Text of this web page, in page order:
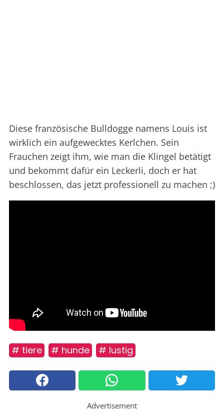
Diese französische Bulldogge namens Louis ist
wirklich ein aufgewecktes Kerlchen. Sein
Frauchen zeigt ihm, wie man die Klingel betätigt
und bekommt dafür ein Leckerli, doch er hat
beschlossen, das jetzt professionell zu machen ;)
# tiere # hunde # lustig
Advertisement